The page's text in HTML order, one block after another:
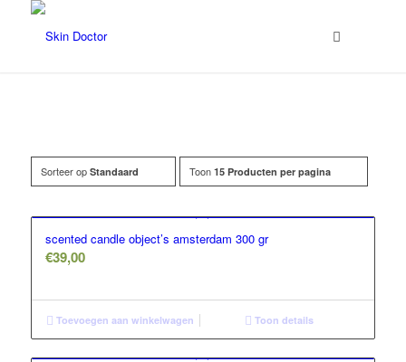
Filter assortiment
Parfum
Home
Sorteer op Standaard Toon 15 Producten per pagina
scented candle object’s amsterdam 300 gr
€39,00
Toevoegen aan winkelwagen Toon details